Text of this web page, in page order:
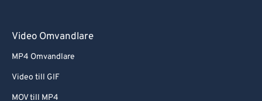
Video Omvandlare
MP4 Omvandlare
Video till GIF
MOV till MP4